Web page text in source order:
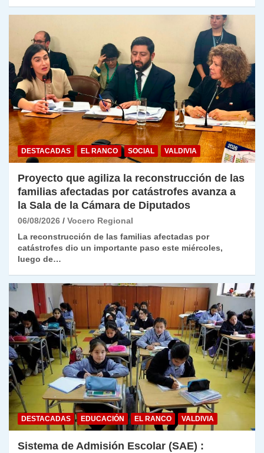
DESTACADAS EL RANCO SOCIAL VALDIVIA
Proyecto que agiliza la reconstrucción de las
familias afectadas por catástrofes avanza a
la Sala de la Cámara de Diputados
06/08/2026
Vocero Regional
La reconstrucción de las familias afectadas por
catástrofes dio un importante paso este miércoles,
luego de…
DESTACADAS EDUCACIÓN EL RANCO VALDIVIA
Sistema de Admisión Escolar (SAE) :